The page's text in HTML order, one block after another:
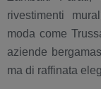
rivestimenti
moda come
aziende
ma di raffinata